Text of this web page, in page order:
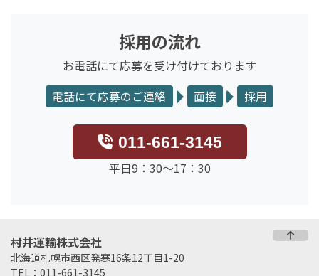
採用の流れ
お電話にて応募を受け付けております
電話にて応募のご連絡 面接 採用
011-661-3145
平日9：30～17：30
村井運輸株式会社
北海道札幌市西区発寒16条12丁目1-20
TEL：011-661-3145